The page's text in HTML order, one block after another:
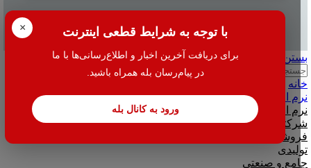
× با توجه به شرایط قطعی اینترنت
برای دریافت آخرین اخبار و اطلاع‌رسانی‌ها با ما
در پیام‌رسان بله همراه باشید.
ورود به کانال بله
بستن
جستجو
خانه
نرم افزار
نرم افزار حسابداری هلو
شرکتی
فروشگاهی
تولیدی
جامع و صنعتی